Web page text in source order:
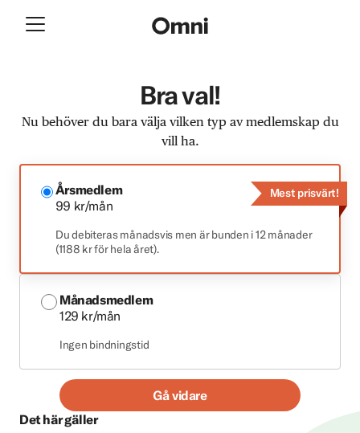
Bra val!
Nu behöver du bara välja vilken typ av medlemskap du
vill ha.
Årsmedlem
99 kr/mån
Du debiteras månadsvis men är bunden i 12 månader
(1188 kr för hela året).
Mest prisvärt!
Månadsmedlem
129 kr/mån
Ingen bindningstid
Gå vidare
Det här gäller